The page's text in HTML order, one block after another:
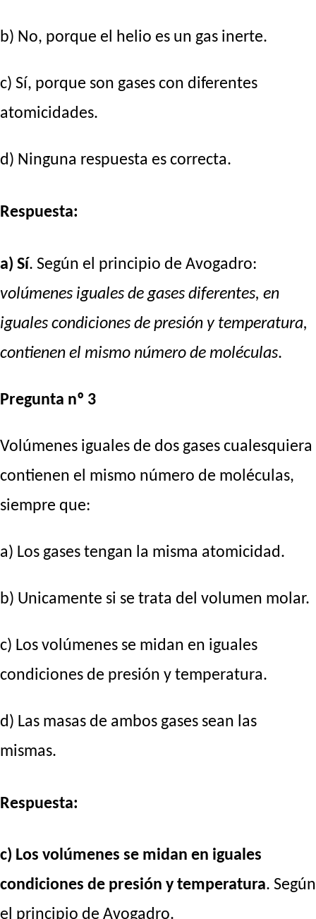
b) No, porque el helio es un gas inerte.
c) Sí, porque son gases con diferentes
atomicidades.
d) Ninguna respuesta es correcta.
Respuesta:
a) Sí. Según el principio de Avogadro:
volúmenes iguales de gases diferentes, en
iguales condiciones de presión y temperatura,
contienen el mismo número de moléculas.
Pregunta nº 3
Volúmenes iguales de dos gases cualesquiera
contienen el mismo número de moléculas,
siempre que:
a) Los gases tengan la misma atomicidad.
b) Unicamente si se trata del volumen molar.
c) Los volúmenes se midan en iguales
condiciones de presión y temperatura.
d) Las masas de ambos gases sean las
mismas.
Respuesta:
c) Los volúmenes se midan en iguales
condiciones de presión y temperatura. Según
el principio de Avogadro.